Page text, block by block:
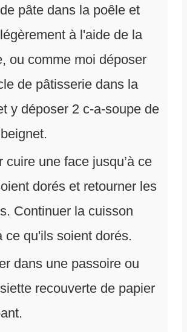
pâte dans la poêle et
à l'aide de la
ou comme moi déposer
de pâtisserie dans la
y déposer 2 c-a-soupe de
cuire une face jusqu’à ce
dorés et retourner les
Continuer la cuisson
ce qu'ils soient dorés.
dans une passoire ou
recouverte de papier